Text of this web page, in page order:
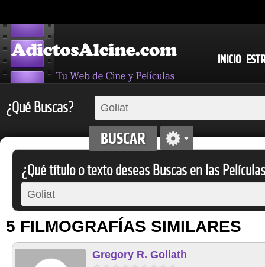
INICIO
¿Qué Buscas?
¿Qué título o texto deseas Buscas en las
5 FILMOGRAFÍAS SIMILARES
Gregory R. Goliath